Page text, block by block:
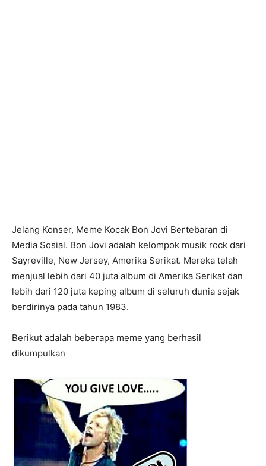
Jelang Konser, Meme Kocak Bon Jovi Bertebaran di
Media Sosial. Bon Jovi adalah kelompok musik rock dari
Sayreville, New Jersey, Amerika Serikat. Mereka telah
menjual lebih dari 40 juta album di Amerika Serikat dan
lebih dari 120 juta keping album di seluruh dunia sejak
berdirinya pada tahun 1983.
Berikut adalah beberapa meme yang berhasil
dikumpulkan